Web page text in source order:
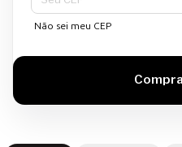
Não sei meu CEP